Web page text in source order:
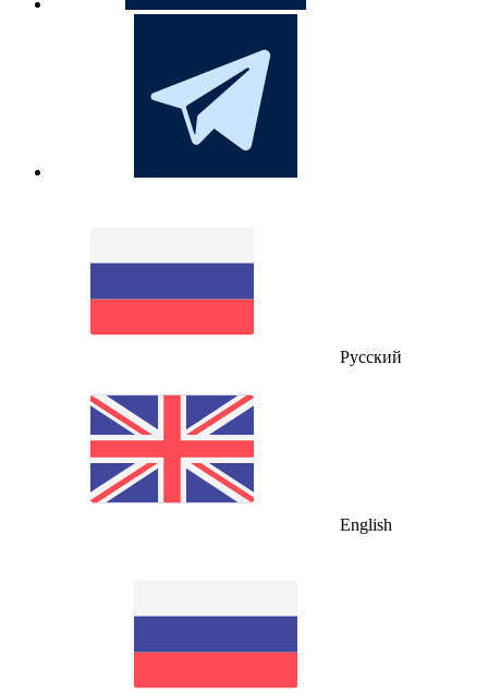
Русский
English